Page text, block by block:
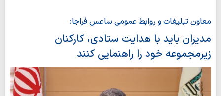
معاون تبلیغات و روابط عمومی ساعس فراجا:
مدیران باید با هدایت ستادی، کارکنان
زیرمجموعه خود را راهنمایی کنند